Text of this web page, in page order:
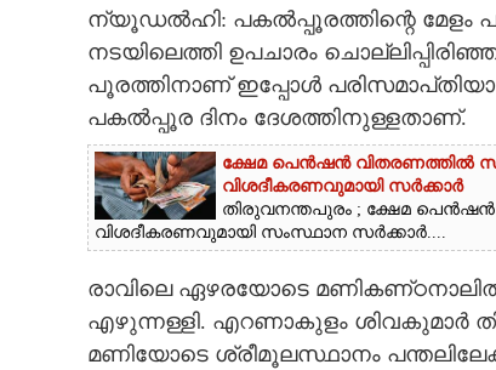
CARTOONS
LITERATURE
CONTACT US
ന്യൂഡൽഹി: പകൽപ്പൂരത്തിന്റെ മേളം
നടയിലെത്തി ഉപചാരം
പൂരത്തിനാണ് ഇപ്പോൾ
പകൽപ്പൂര ദിനം ദേശത്തിനുള്ളതാണ്.
ക്ഷേമ പെൻഷൻ വിതരണത്തിൽ
വിശദീകരണവുമായി സർക്കാ‌ർ
തിരുവനന്തപുരം ; ക്ഷേമ
വിശദീകരണവുമായി സംസ്ഥാന സർക്കാർ....
രാവിലെ ഏഴരയോടെ
എഴുന്നള്ളി. എറണാകുളം ശിവകുമാർ
മണിയോടെ ശ്രീമൂലസ്ഥാനം